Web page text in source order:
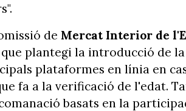
de Mercat Interior de
plantegi la introducció de
plataformes en línia en
fa a la verificació de l'edat.
basats en la